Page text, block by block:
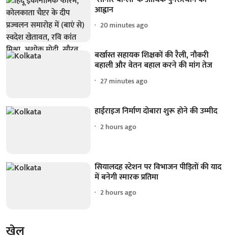
आह्वान
20 minutes ago
बर्खास्त सहायक शिक्षकों की रैली, नौकरी
बहाली और वेतन बहाल करने की मांग तेज
27 minutes ago
हाईराइज निर्माण दोबारा शुरू होने की उम्मीद
2 hours ago
सियालदह स्टेशन पर विभाजन पीड़ितों की याद
में बनेगी स्मारक प्रतिमा
2 hours ago
खेल